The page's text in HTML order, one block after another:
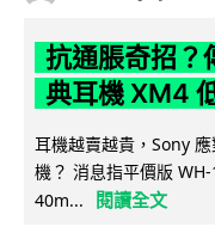
抗通脹奇招？
典耳機 XM4
耳機越賣越貴，Sony
機？ 消息指平價版
40m...
閱讀全文